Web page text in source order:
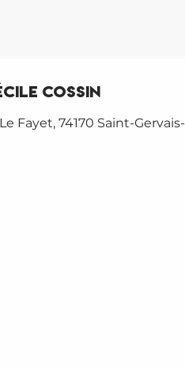
Cossin
Fayet, 74170 Saint-Gervais-